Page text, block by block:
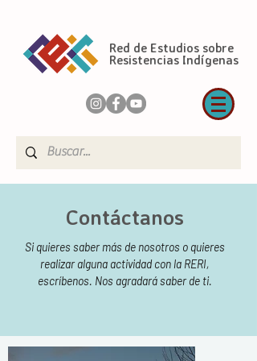
Red de Estudios sobre
Resistencias Indígenas
Contáctanos
Si quieres saber más de nosotros o quieres
realizar alguna actividad con la RERI,
escríbenos. Nos agradará saber de ti.